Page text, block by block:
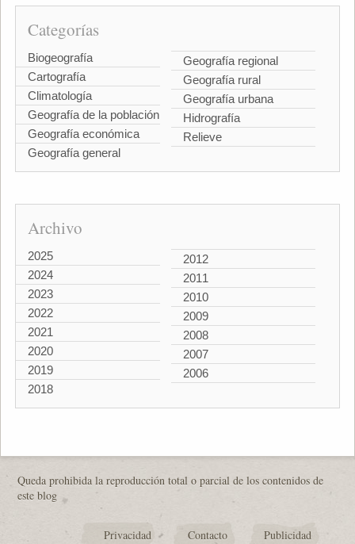
Categorías
Biogeografía
Cartografía
Climatología
Geografía de la población
Geografía económica
Geografía general
Geografía regional
Geografía rural
Geografía urbana
Hidrografía
Relieve
Archivo
2025
2024
2023
2022
2021
2020
2019
2018
2012
2011
2010
2009
2008
2007
2006
Queda prohibida la reproducción total o parcial de los contenidos de
este blog
Privacidad Contacto Publicidad